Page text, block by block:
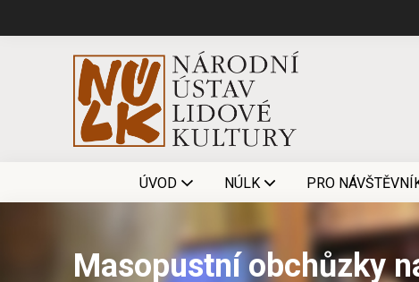
ÚVOD NÚLK PRO
Masopustní obchůzky